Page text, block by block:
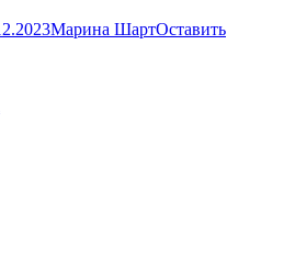
Марина ШартОставить